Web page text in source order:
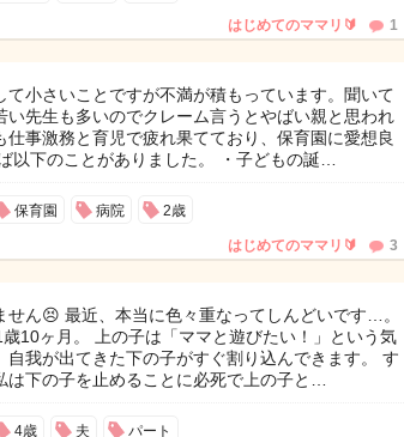
はじめてのママリ🔰 1
て小さいことですが不満が積もっています。聞いて
い先生も多いのでクレーム言うとやばい親と思われ
仕事激務と育児で疲れ果てており、保育園に愛想良
以下のことがありました。 ・子どもの誕…
保育園 病院 2歳
はじめてのママリ🔰 3
せん😣 最近、本当に色々重なってしんどいです…。
10ヶ月。 上の子は「ママと遊びたい！」という気
自我が出てきた下の子がすぐ割り込んできます。 す
下の子を止めることに必死で上の子と…
4歳 夫 パート